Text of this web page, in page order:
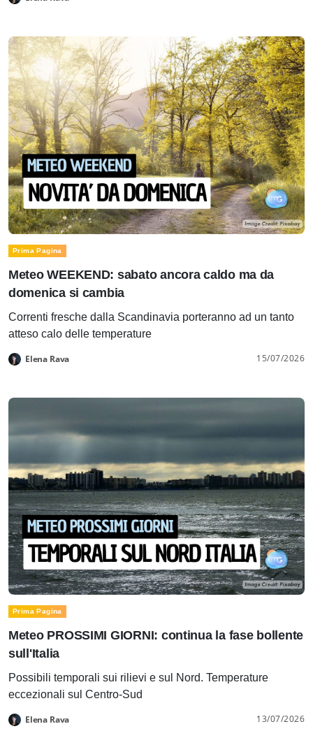
Prima Pagina
Meteo WEEKEND: sabato ancora caldo ma da
domenica si cambia
Correnti fresche dalla Scandinavia porteranno ad un tanto
atteso calo delle temperature
Elena Rava 15/07/2026
Prima Pagina
Meteo PROSSIMI GIORNI: continua la fase bollente
sull'Italia
Possibili temporali sui rilievi e sul Nord. Temperature
eccezionali sul Centro-Sud
Elena Rava 13/07/2026